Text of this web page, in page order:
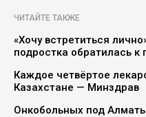
ЧИТАЙТЕ ТАКЖЕ
«Хочу встретиться
подростка обратилась к
Каждое четвёртое
Казахстане — Минздрав
Онкобольных под